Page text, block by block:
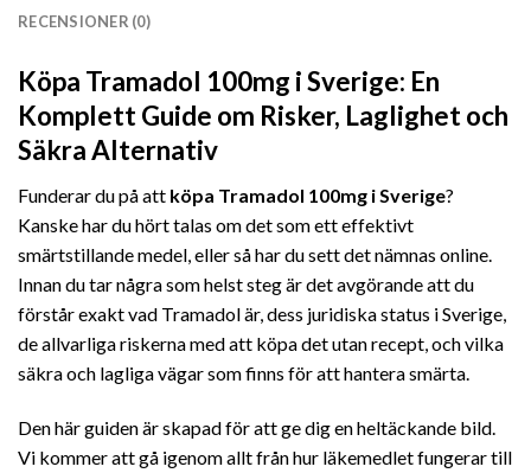
RECENSIONER (0)
Köpa Tramadol 100mg i Sverige: En
Komplett Guide om Risker, Laglighet och
Säkra Alternativ
Funderar du på att köpa Tramadol 100mg i Sverige?
Kanske har du hört talas om det som ett effektivt
smärtstillande medel, eller så har du sett det nämnas online.
Innan du tar några som helst steg är det avgörande att du
förstår exakt vad Tramadol är, dess juridiska status i Sverige,
de allvarliga riskerna med att köpa det utan recept, och vilka
säkra och lagliga vägar som finns för atthantera smärta.
Den här guiden är skapad för att ge dig en heltäckande bild.
Vi kommer att gå igenom allt från hur läkemedlet fungerar till